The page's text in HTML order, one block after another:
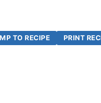
TO RECIPE PRINT